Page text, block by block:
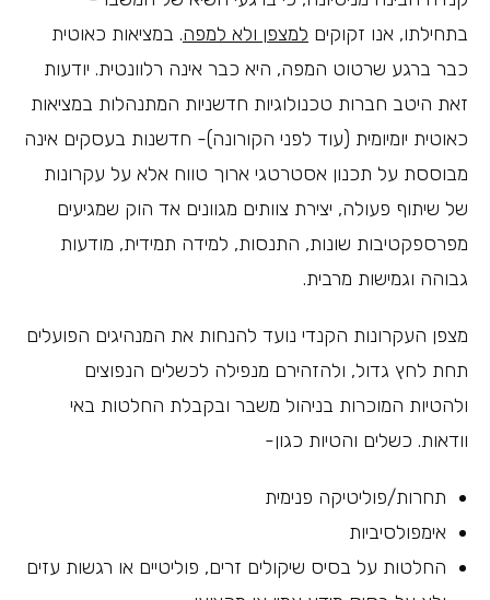
בתחילתו, אנו זקוקים למצפן ולא למפה. במציאות כאוטית
כבר ברגע שרטוט המפה, היא כבר אינה רלוונטית. יודעות
זאת היטב חברות טכנולוגיות חדשניות המתנהלות במציאות
כאוטית יומיומית (עוד לפני הקורונה)- חדשנות בעסקים אינה
מבוססת על תכנון אסטרטגי ארוך טווח אלא על עקרונות
של שיתוף פעולה, יצירת צוותים מגוונים אד הוק שמגיעים
מפרספקטיבות שונות, התנסות, למידה תמידית, מודעות
גבוהה וגמישות מרבית.
מצפן העקרונות הקנדי נועד להנחות את המנהיגים הפועלים
תחת לחץ גדול, ולהזהירם מנפילה לכשלים הנפוצים
ולהטיות המוכרות בניהול משבר ובקבלת החלטות באי
וודאות. כשלים והטיות כגון-
תחרות/פוליטיקה פנימית
אימפולסיביות
החלטות על בסיס שיקולים זרים, פוליטיים או רגשות עזים